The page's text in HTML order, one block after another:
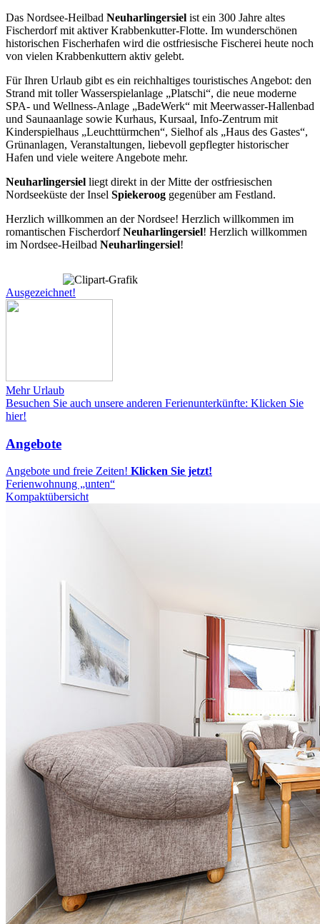
Das Nordsee-Heilbad Neuharlingersiel ist ein 300 Jahre altes
Fischerdorf mit aktiver Krabbenkutter-Flotte. Im wunderschönen
historischen Fischerhafen wird die ostfriesische Fischerei heute noch
von vielen Krabbenkuttern aktiv gelebt.
Für Ihren Urlaub gibt es ein reichhaltiges touristisches Angebot: den
Strand mit toller Wasserspielanlage „Platschi“, die neue moderne
SPA- und Wellness-Anlage „BadeWerk“ mit Meerwasser-Hallenbad
und Saunaanlage sowie Kurhaus, Kursaal, Info-Zentrum mit
Kinderspielhaus „Leuchttürmchen“, Sielhof als „Haus des Gastes“,
Grünanlagen, Veranstaltungen, liebevoll gepflegter historischer
Hafen und viele weitere Angebote mehr.
Neuharlingersiel liegt direkt in der Mitte der ostfriesischen
Nordseeküste der Insel Spiekeroog gegenüber am Festland.
Herzlich willkommen an der Nordsee! Herzlich willkommen im
romantischen FischerdorfNeuharlingersiel! Herzlich willkommen
im Nordsee-Heilbad Neuharlingersiel!
Ausgezeichnet!
Mehr Urlaub
Besuchen Sie auch unsere anderen Ferienunterkünfte: Klicken Sie
hier!
Angebote
Angebote und freie Zeiten! Klicken Sie jetzt!
Ferienwohnung „unten“
Kompaktübersicht